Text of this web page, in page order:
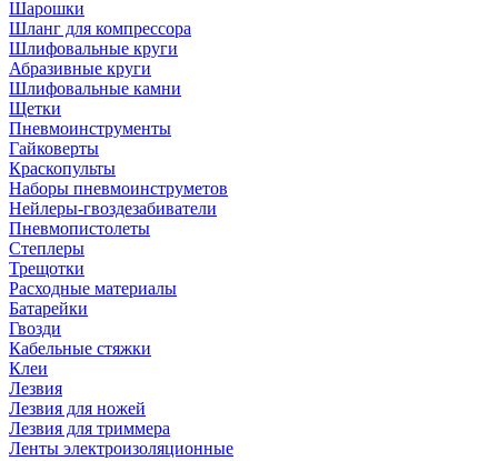
Шарошки
Шланг для компрессора
Шлифовальные круги
Абразивные круги
Шлифовальные камни
Щетки
Пневмоинструменты
Гайковерты
Краскопульты
Наборы пневмоинструметов
Нейлеры-гвоздезабиватели
Пневмопистолеты
Степлеры
Трещотки
Расходные материалы
Батарейки
Гвозди
Кабельные стяжки
Клеи
Лезвия
Лезвия для ножей
Лезвия для триммера
Ленты электроизоляционные